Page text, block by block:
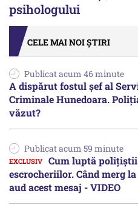
psihologului
CELE MAI NOI ȘTIRI
Publicat acum 46 minute
A dispărut fostul șef al
Criminale Hunedoara.
văzut?
Publicat acum 59 minute
Cum luptă
escrocheriilor. Când merg
aud acest mesaj - VIDEO